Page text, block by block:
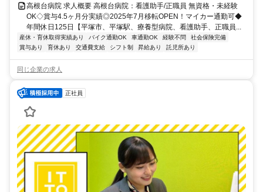
高根台病院 求人概要 高根台病院：看護助手/正職員 無資格・未経験
OK◇賞与4.5ヶ月分実績◎2025年7月移転OPEN！マイカー通勤可◆
年間休日125日【平塚市、平塚駅、療養型病院、看護助手、正職員...
産休・育休取得実績あり バイク通勤OK 車通勤OK 経験不問
社会保険完備
賞与あり
育休あり 交通費支給 シフト制 昇給あり 託児所あり
同じ企業の求人
正社員